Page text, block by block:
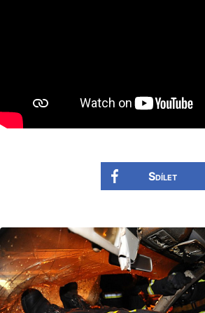
Sdílet